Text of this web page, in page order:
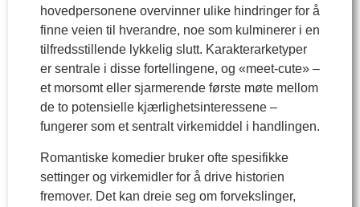
hovedpersonene overvinner ulike hindringer for å
finne veien til hverandre, noe som kulminerer i en
tilfredsstillende lykkelig slutt. Karakterarketyper
er sentrale i disse fortellingene, og «meet-cute» –
et morsomt eller sjarmerende første møte mellom
de to potensielle kjærlighetsinteressene –
fungerer som et sentralt virkemiddel i handlingen.
Romantiske komedier bruker ofte spesifikke
settinger og virkemidler for å drive historien
fremover. Det kan dreie seg om forvekslinger,